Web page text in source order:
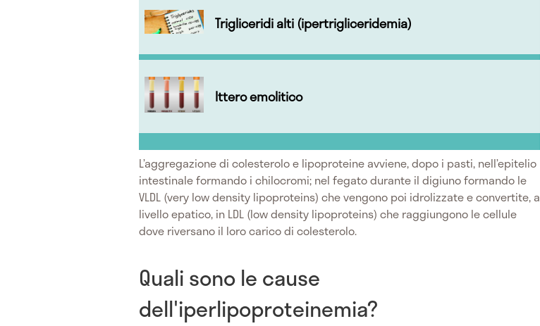
Trigliceridi alti (ipertrigliceridemia)
Ittero emolitico
L’aggregazione di colesterolo e lipoproteine avviene, dopo i pasti, nell’epitelio
intestinale formando i chilocromi; nel fegato durante il digiuno formando le
VLDL (very low density lipoproteins) che vengono poi idrolizzate e convertite, a
livello epatico, in LDL (low density lipoproteins) che raggiungono le cellule
dove riversano il loro carico di colesterolo.
Quali sono le cause
dell'iperlipoproteinemia?